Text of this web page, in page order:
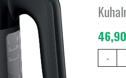
46,90
-
Črna,
količina